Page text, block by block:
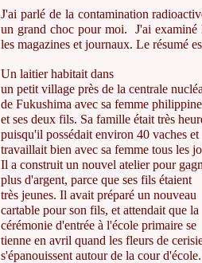
J'ai parlé de la contamination
un grand choc pour moi. J'ai examiné
les magazines et journaux. Le résumé
Un laitier habitait dans
un petit village près de la centrale
de Fukushima avec sa femme philippine
et ses deux fils. Sa famille était très
puisqu'il possédait environ 40 vaches et
travaillait bien avec sa femme tous les
Il a construit un nouvel atelier pour
plus d'argent, parce que ses fils étaient
très jeunes. Il avait préparé un nouveau
cartable pour son fils, et attendait que la
cérémonie d'entrée à l'école primaire se
tienne en avril quand les fleurs de
s'épanouissent autour de la cour d'école.